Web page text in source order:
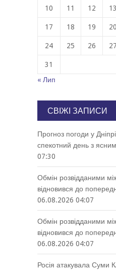
10 11 12 13
17 18 19 20
24 25 26 27
31
« Лип
СВІЖІ ЗАПИСИ
Прогноз погоди у
спекотний день з
07:30
Обмін розвідданими
відновився до
06.08.2026 04:07
Обмін розвідданими
відновився до
06.08.2026 04:07
Росія атакувала